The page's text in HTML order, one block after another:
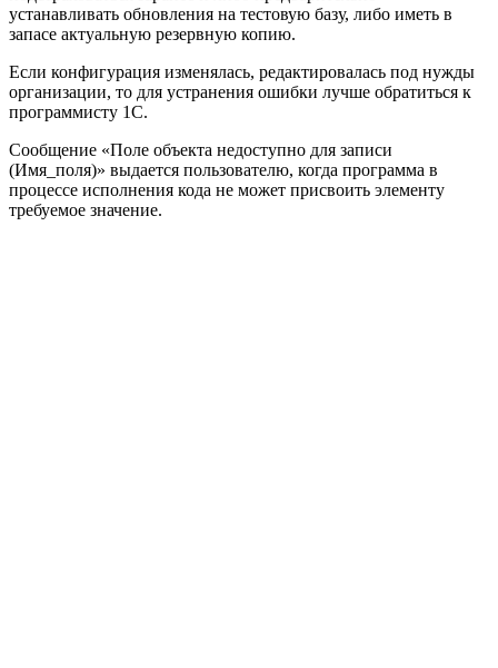
устанавливать обновления на тестовую базу, либо иметь в
запасе актуальную резервную копию.
Если конфигурация изменялась, редактировалась под нужды
организации, то для устранения ошибки лучше обратиться к
программисту 1С.
Сообщение «Поле объекта недоступно для записи
(Имя_поля)» выдается пользователю, когда программа в
процессе исполнения кода не может присвоить элементу
требуемое значение.